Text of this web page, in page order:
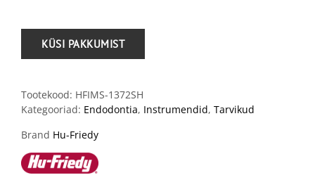
Tootekood: HFIMS-1372SH
Kategooriad: Endodontia, Instrumendid, Tarvikud
Brand Hu-Friedy